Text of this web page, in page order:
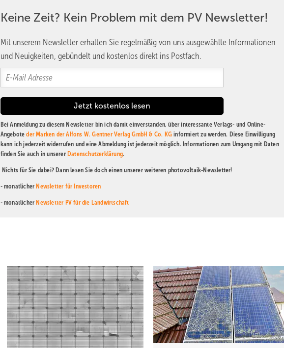
Keine Zeit? Kein Problem mit dem PV Newsletter!
Mit unserem Newsletter erhalten Sie regelmäßig von uns ausgewählte Informationen
und Neuigkeiten, gebündelt und kostenlos direkt ins Postfach.
Bei Anmeldung zu diesem Newsletter bin ich damit einverstanden, über interessante Verlags- und Online-
Angeboteder Marken der Alfons W. Gentner Verlag GmbH & Co. KG informiert zu werden. Diese Einwilligung
kann ich jederzeit widerrufen und eine Abmeldung ist jederzeit möglich. Informationen zum Umgang mit Daten
finden Sie auch in unserer Datenschutzerklärung.
Nichts für Sie dabei? Dann lesen Sie doch einen unserer weiteren photovoltaik-Newsletter!
- monatlicher Newsletter für Investoren
- monatlicher Newsletter PV für die Landwirtschaft